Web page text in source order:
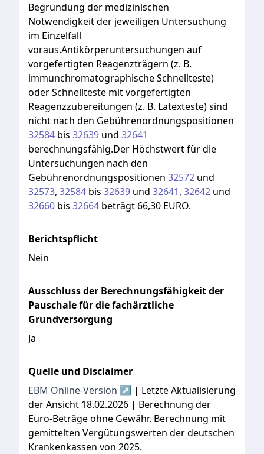
Begründung der medizinischen
Notwendigkeitder jeweiligen Untersuchung
im Einzelfall
voraus.Antikörperuntersuchungen auf
vorgefertigten Reagenzträgern (z. B.
immunchromatographischeSchnellteste)
oderSchnellteste mitvorgefertigten
Reagenzzubereitungen (z. B. Latexteste)sind
nicht nach den Gebührenordnungspositionen
32584 bis 32639 und 32641
berechnungsfähig.Der Höchstwertfürdie
Untersuchungen nach den
Gebührenordnungspositionen 32572 und
32573, 32584 bis 32639 und 32641, 32642 und
32660 bis 32664 beträgt 66,30 EURO.
Berichtspflicht
Nein
Ausschluss der Berechnungsfähigkeit der
Pauschale für die fachärztliche
Grundversorgung
Ja
Quelle und Disclaimer
EBM Online-Version ↗ | Letzte Aktualisierung
der Ansicht 18.02.2026 | Berechnung der
Euro-Beträge ohne Gewähr. Berechnung mit
gemittelten Vergütungswerten der deutschen
Krankenkassen von 2025.